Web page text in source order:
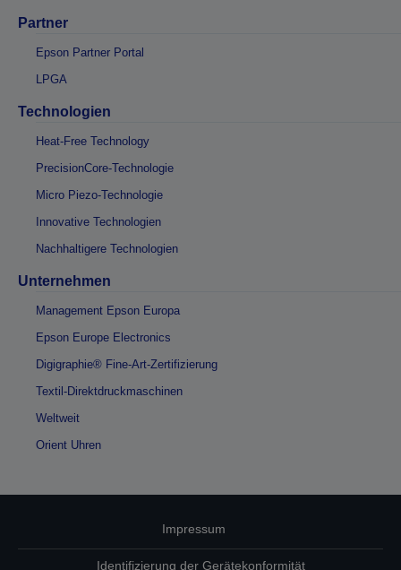
Partner
Epson Partner Portal
LPGA
Technologien
Heat-Free Technology
PrecisionCore-Technologie
Micro Piezo-Technologie
Innovative Technologien
Nachhaltigere Technologien
Unternehmen
Management Epson Europa
Epson Europe Electronics
Digigraphie® Fine-Art-Zertifizierung
Textil-Direktdruckmaschinen
Weltweit
Orient Uhren
Impressum
Identifizierung der Gerätekonformität